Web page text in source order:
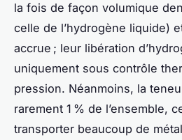
la fois de façon volumique
celle de l’hydrogène liquide)
accrue ; leur libération
uniquement sous contrôle
pression. Néanmoins, la
rarement 1 % de l’ensemble,
transporter beaucoup de